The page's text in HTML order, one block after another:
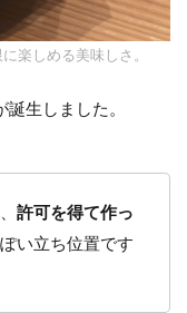
楽しめる美味しさ。
生しました。
許可を得て作っ
い立ち位置です